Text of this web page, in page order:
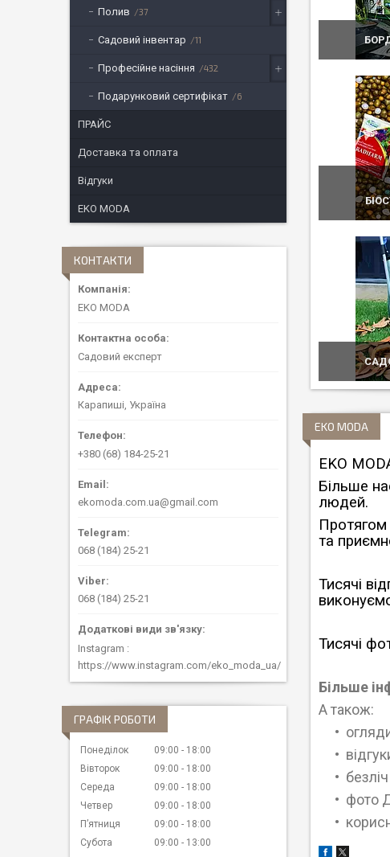
EKO MODA
EKO
Більше
людей.
Протягом
та
Тисячі
Тисячі
Більше
А також:
фото
Полив 37
Садовий інвентар 11
Професійне насіння 432
Подарунковий сертифікат 6
ПРАЙС
Доставка та оплата
Відгуки
EKO MODA
КОНТАКТИ
EKO MODA
Садовий експерт
Карапиші, Україна
+380 (68) 184-25-21
ekomoda.com.ua@gmail.com
068 (184) 25-21
068 (184) 25-21
Instagram
https://www.instagram.com/eko_moda_ua/
ГРАФІК РОБОТИ
Понеділок 09:00
18:00
Вівторок
09:00
18:00
Середа
09:00
18:00
Четвер
09:00
18:00
Пʼятниця
09:00
18:00
Субота
09:00
13:00